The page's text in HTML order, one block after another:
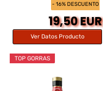
- 16% DESCUENTO
19,50 EUR
Ver Datos Producto
TOP GORRAS